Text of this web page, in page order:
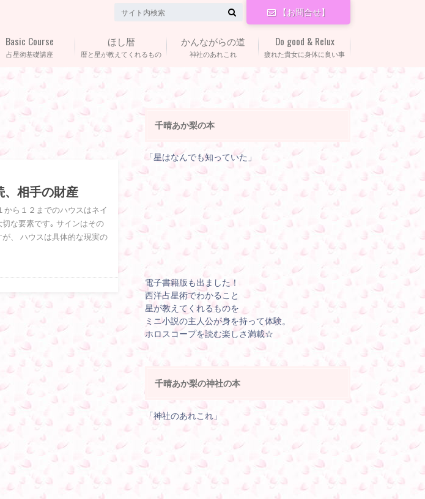
【お問合せ】
占星術基礎講座
Basic Course
暦と星が教えてくれるもの
ほし暦
神社のあれこれ
かんながらの道
疲れた貴女に身体に良い事
Do good & Relux
相手の財産
から１２までのハウスはネイ
な要素です｡ サインはその
、 ハウスは具体的な現実の
千晴あか梨の本
「星はなんでも知っていた」
電子書籍版も出ました！
西洋占星術でわかること
星が教えてくれるものを
ミニ小説の主人公が身を持って体験。
ホロスコープを読む楽しさ満載☆
千晴あか梨の神社の本
「神社のあれこれ」